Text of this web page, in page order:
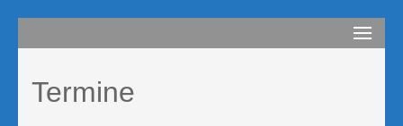
Inhalt
(Enter
drücken)
compurem
Termine